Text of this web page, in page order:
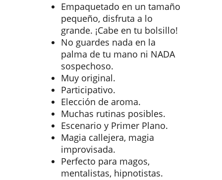
Empaquetado en un tamaño
pequeño, disfruta a lo
grande. ¡Cabe en tu bolsillo!
No guardes nada en la
palma de tu mano ni NADA
sospechoso.
Muy original.
Participativo.
Elección de aroma.
Muchas rutinas posibles.
Escenario y Primer Plano.
Magia callejera, magia
improvisada.
Perfecto para magos,
mentalistas, hipnotistas.